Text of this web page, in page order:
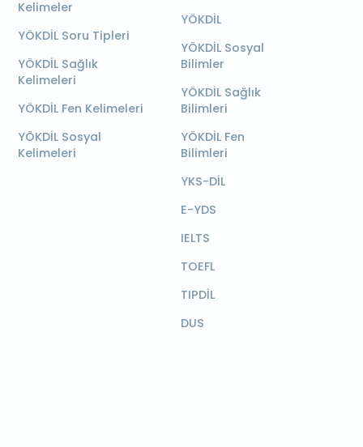
Kelimeler
YÖKDİL Soru Tipleri
YÖKDİL Sağlık
Kelimeleri
YÖKDİL Fen Kelimeleri
YÖKDİL Sosyal
Kelimeleri
YÖKDİL
YÖKDİL Sosyal
Bilimler
YÖKDİL Sağlık
Bilimleri
YÖKDİL Fen
Bilimleri
YKS-DİL
E-YDS
IELTS
TOEFL
TIPDİL
DUS